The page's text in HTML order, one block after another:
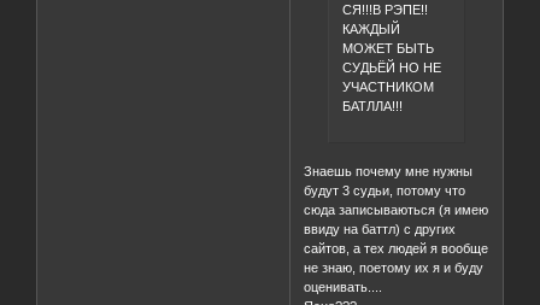
СЯ!!!В РЭПЕ!!
КАЖДЫЙ
МОЖЕТ БЫТЬ
СУДЬЁЙ НО НЕ
УЧАСТНИКОМ
БАТЛЛА!!!
Знаешь почему мне нужны
будут 3 судьи, потому что
сюда записываються (я имею
ввиду на баттл) с других
сайтов, а тех людей я вообще
не знаю, поетому их я и буду
оценивать....